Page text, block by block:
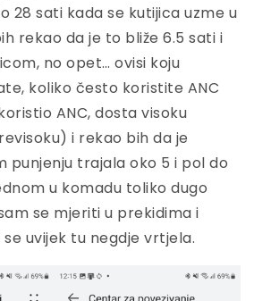
28 sati kada se kutijica uzme u
rekao da je to bliže 6.5 sati i
no opet… ovisi koju
koliko često koristite ANC
ANC, dosta visoku
i rekao bih da je
punjenju trajala oko 5 i pol do
u komadu toliko dugo
se mjeriti u prekidima i
uvijek tu negdje vrtjela.